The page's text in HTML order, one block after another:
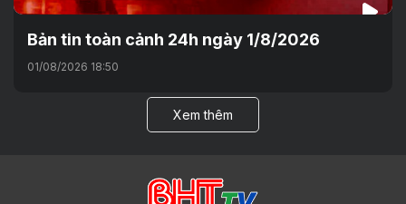
Bản tin toàn cảnh 24h ngày 1/8/2026
01/08/2026 18:50
Xem thêm